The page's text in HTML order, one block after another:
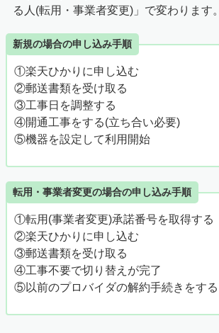
る人(転用・事業者変更)」で変わります。
新規の場合の申し込み手順
①楽天ひかりに申し込む
②郵送書類を受け取る
③工事日を調整する
④開通工事をする(立ち合い必要)
⑤機器を設定して利用開始
転用・事業者変更の場合の申し込み手順
①転用(事業者変更)承諾番号を取得する
②楽天ひかりに申し込む
③郵送書類を受け取る
④工事不要で切り替えが完了
⑤以前のプロバイダの解約手続きをする